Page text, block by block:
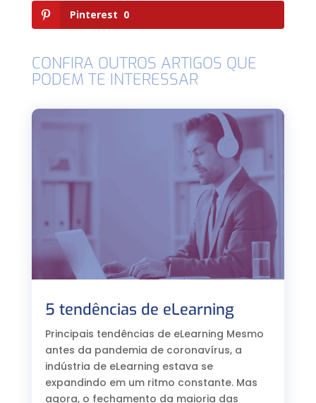
Pinterest 0
CONFIRA OUTROS ARTIGOS QUE
PODEM TE INTERESSAR
5 tendências de eLearning
Principais tendências de eLearning Mesmo
antes da pandemia de coronavírus, a
indústria de eLearning estava se
expandindo em um ritmo constante. Mas
agora, o fechamento da maioria das